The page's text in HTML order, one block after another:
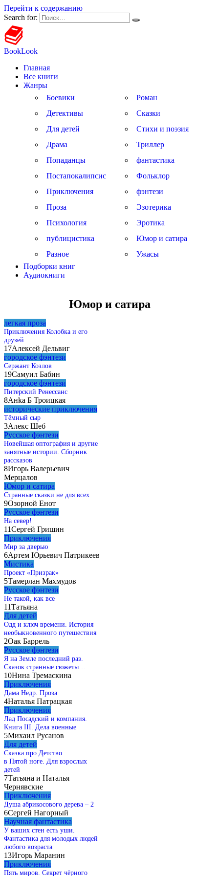
Перейти к содержанию
Search for:
BookLook
Главная
Все книги
Жанры
Боевики
Детективы
Для детей
Драма
Попаданцы
Постапокалипсис
Приключения
Проза
Психология
публицистика
Разное
Роман
Сказки
Стихи и поэзия
Триллер
фантастика
Фольклор
фэнтези
Эзотерика
Эротика
Юмор и сатира
Ужасы
Подборки книг
Аудиокниги
Юмор и сатира
легкая проза
Приключения Колобка и его
друзей
17Алексей Дельвиг
городское фэнтези
Сержант Козлов
19Самуил Бабин
городское фэнтези
Питерский Ренессанс
8Анkа Б Троицкая
исторические приключения
Тёмный сыр
3Алекс Шеб
Русское фэнтези
Новейшая оптография и другие
занятные истории. Сборник
рассказов
8Игорь Валерьевич
Мерцалов
Юмор и сатира
Странные сказки не для всех
9Озорной Енот
Русское фэнтези
На север!
11Сергей Гришин
Приключения
Мир за дверью
6Артем Юрьевич Патрикеев
Мистика
Проект «Призрак»
5Тамерлан Махмудов
Русское фэнтези
Не такой, как все
11Татьяна
Для детей
Одд и ключ времени. История
необыкновенного путешествия
2Оак Баррель
Русское фэнтези
Я на Земле последний раз.
Сказок странные сюжеты…
10Нина Тремаскина
Приключения
Дама Недр. Проза
4Наталья Патрацкая
Приключения
Лад Посадский и компания.
Книга III. Дела военные
5Михаил Русанов
Для детей
Сказка про Детство
в Пятой ноге. Для взрослых
детей
7Татьяна и Наталья
Чернявские
Приключения
Душа абрикосового дерева – 2
6Сергей Нагорный
Научная фантастика
У ваших стен есть уши.
Фантастика для молодых людей
любого возраста
13Игорь Маранин
Приключения
Пять миров. Секрет чёрного